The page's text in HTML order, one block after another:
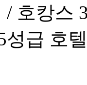
/ 호캉스
성급 호텔